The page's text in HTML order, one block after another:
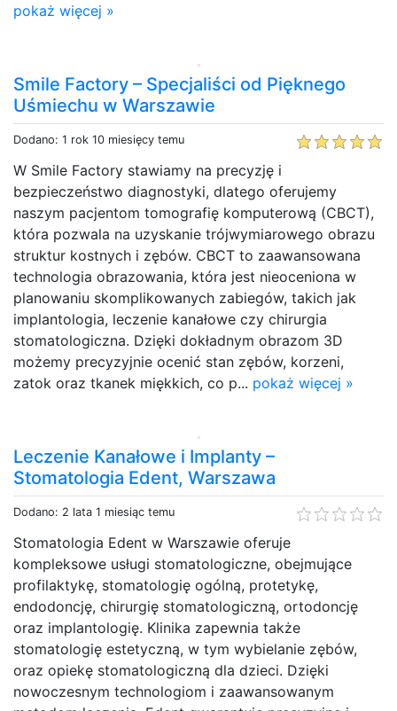
pokaż więcej »
Smile Factory – Specjaliści od Pięknego
Uśmiechu w Warszawie
Dodano: 1 rok 10 miesięcy temu
W Smile Factory stawiamy na precyzję i
bezpieczeństwo diagnostyki, dlatego oferujemy
naszym pacjentom tomografię komputerową (CBCT),
która pozwala na uzyskanie trójwymiarowego obrazu
struktur kostnych i zębów. CBCT to zaawansowana
technologia obrazowania, która jest nieoceniona w
planowaniu skomplikowanych zabiegów, takich jak
implantologia, leczenie kanałowe czy chirurgia
stomatologiczna. Dzięki dokładnym obrazom 3D
możemy precyzyjnie ocenić stan zębów, korzeni,
zatok oraz tkanek miękkich, co p... pokaż więcej »
Leczenie Kanałowe i Implanty –
Stomatologia Edent, Warszawa
Dodano: 2 lata 1 miesiąc temu
Stomatologia Edent w Warszawie oferuje
kompleksowe usługi stomatologiczne, obejmujące
profilaktykę, stomatologię ogólną, protetykę,
endodoncję, chirurgię stomatologiczną, ortodoncję
oraz implantologię. Klinika zapewnia także
stomatologię estetyczną, w tym wybielanie zębów,
oraz opiekę stomatologiczną dla dzieci. Dzięki
nowoczesnym technologiom i zaawansowanym